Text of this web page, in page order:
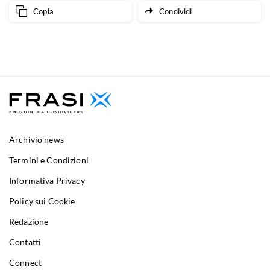
Copia Condividi
Archivio news
Termini e Condizioni
Informativa Privacy
Policy sui Cookie
Redazione
Contatti
Connect